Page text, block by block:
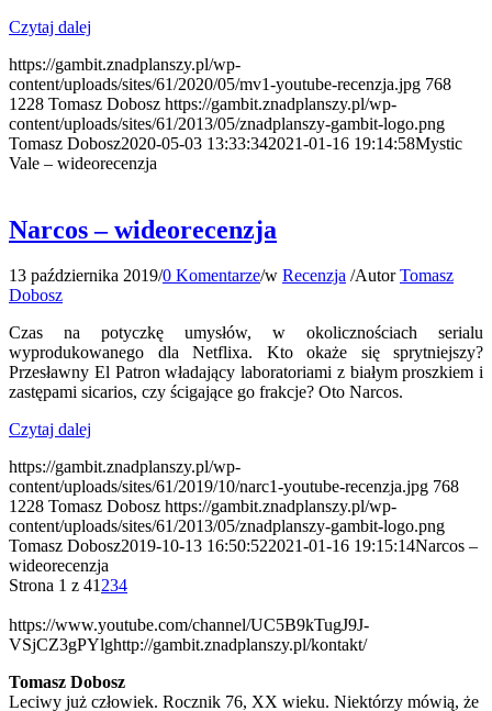
Czytaj dalej
https://gambit.znadplanszy.pl/wp-
content/uploads/sites/61/2020/05/mv1-youtube-recenzja.jpg 768
1228 Tomasz Dobosz https://gambit.znadplanszy.pl/wp-
content/uploads/sites/61/2013/05/znadplanszy-gambit-logo.png
Tomasz Dobosz2020-05-03 13:33:342021-01-16 19:14:58Mystic
Vale – wideorecenzja
Narcos – wideorecenzja
13 października 2019/0 Komentarze/w Recenzja /AutorTomasz
Dobosz
Czas na potyczkę umysłów, w okolicznościach serialu
wyprodukowanego dla Netflixa. Kto okaże się sprytniejszy?
Przesławny El Patron władający laboratoriami z białym proszkiem i
zastępami sicarios, czy ścigające go frakcje? Oto Narcos.
Czytaj dalej
https://gambit.znadplanszy.pl/wp-
content/uploads/sites/61/2019/10/narc1-youtube-recenzja.jpg 768
1228 Tomasz Dobosz https://gambit.znadplanszy.pl/wp-
content/uploads/sites/61/2013/05/znadplanszy-gambit-logo.png
Tomasz Dobosz2019-10-13 16:50:522021-01-16 19:15:14Narcos –
wideorecenzja
Strona 1 z 41234
https://www.youtube.com/channel/UC5B9kTugJ9J-
VSjCZ3gPYlghttp://gambit.znadplanszy.pl/kontakt/
Tomasz Dobosz
Leciwy już człowiek. Rocznik 76, XX wieku. Niektórzy mówią, że